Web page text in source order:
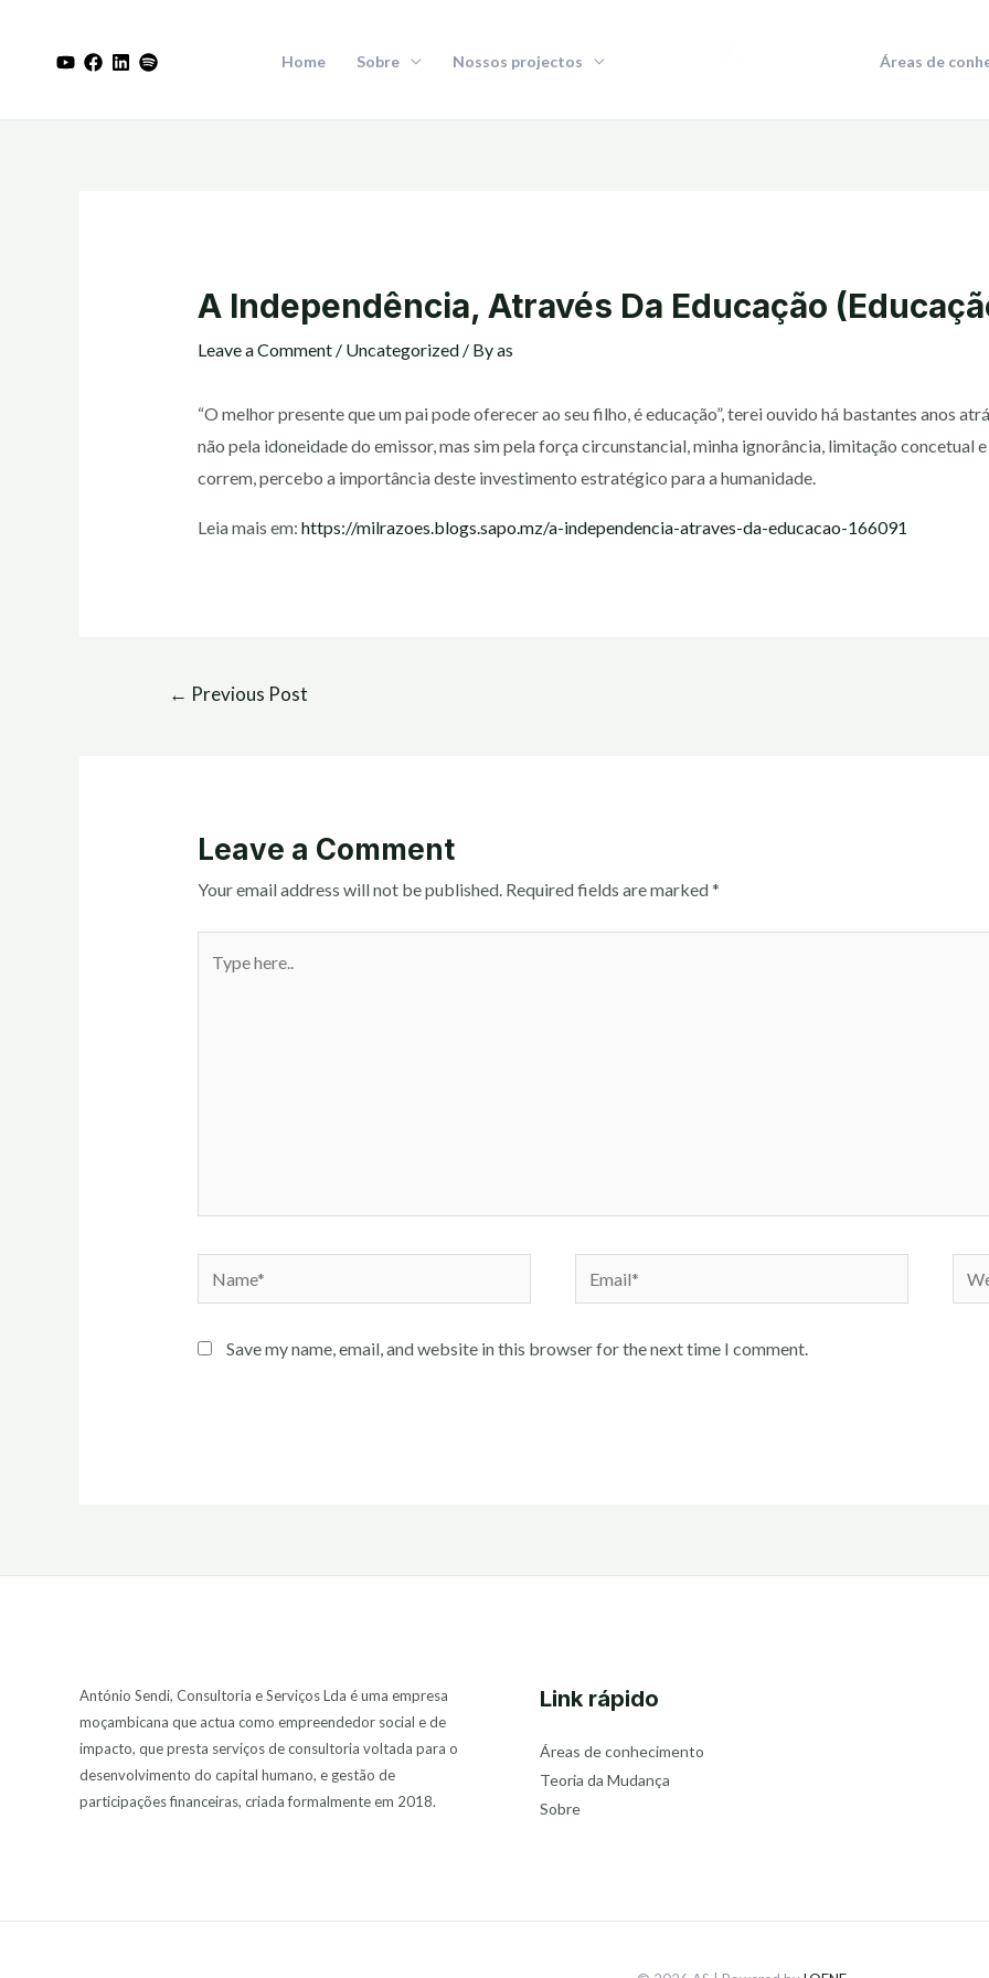
Home Sobre Nossos projectos Áreas de
A Independência, Através Da Educação
Leave a Comment / Uncategorized/ Byas
“O melhor presente que um pai pode oferecer ao seu filho, é educação”, terei ouvido há bastantes anos
não pela idoneidade do emissor, mas sim pela força circunstancial, minha ignorância, limitação concetual
correm, percebo a importância deste investimento estratégico para a humanidade.
Leia mais em: https://milrazoes.blogs.sapo.mz/a-independencia-atraves-da-educacao-166091
← Previous Post
Leave a Comment
Your email address will not be published. Required fields are marked*
here..
Name* Email*
Save my name, email, and website in this browser for the next time I comment.
António Sendi, Consultoria e Serviços Lda é uma empresa
moçambicana que actua como empreendedor social e de
impacto, que presta serviços de consultoria voltada para o
desenvolvimento do capital humano, e gestão de
participações financeiras, criada formalmente em 2018.
Link rápido
Áreas de conhecimento
Teoria da Mudança
Sobre